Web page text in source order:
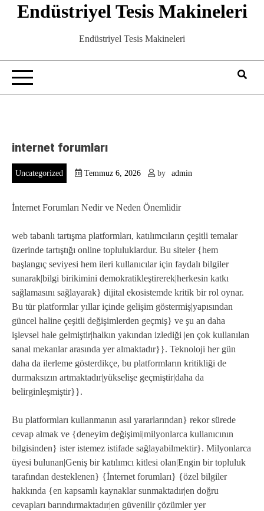
Endüstriyel Tesis Makineleri
Endüstriyel Tesis Makineleri
internet forumları
Uncategorized Temmuz 6, 2026 by admin
İnternet Forumları Nedir ve Neden Önemlidir
web tabanlı tartışma platformları, katılımcıların çeşitli temalar
üzerinde tartıştığı online topluluklardur. Bu siteler {hem
başlangıç seviyesi hem ileri kullanıcılar için faydalı bilgiler
sunarak|bilgi birikimini demokratikleştirerek|herkesin katkı
sağlamasını sağlayarak} dijital ekosistemde kritik bir rol oynar.
Bu tür platformlar yıllar içinde gelişim göstermiş|yapısından
güncel haline çeşitli değişimlerden geçmiş} ve şu an daha
işlevsel hale gelmiştir|halkın yakından izlediği |en çok kullanılan
sanal mekanlar arasında yer almaktadır}}. Teknoloji her gün
daha da ilerleme gösterdikçe, bu platformların kritikliği de
durmaksızın artmaktadır|yükselişe geçmiştir|daha da
belirginleşmiştir}}.
Bu platformları kullanmanın asıl yararlarından} rekor sürede
cevap almak ve {deneyim değişimi|milyonlarca kullanıcının
bilgisinden} ister istemez istifade sağlayabilmektir}. Milyonlarca
üyesi bulunan|Geniş bir katılımcı kitlesi olan|Engin bir topluluk
tarafından desteklenen} {İnternet forumları} {özel bilgiler
hakkında {en kapsamlı kaynaklar sunmaktadır|en doğru
cevapları barındırmaktadır|en güvenilir çözümler yer